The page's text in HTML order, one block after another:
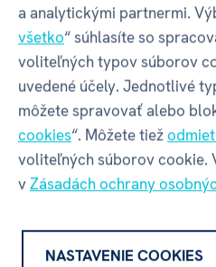
Adresa
Oravská
Kontakt
Web
a analytickými partnermi.
všetko“ súhlasíte so
voliteľných typov súborov
uvedené účely. Jednotlivé
môžete spravovať alebo
cookies“. Môžete tiež
voliteľných súborov cookie.
vZásadách ochrany
NASTAVENIE COOKIES